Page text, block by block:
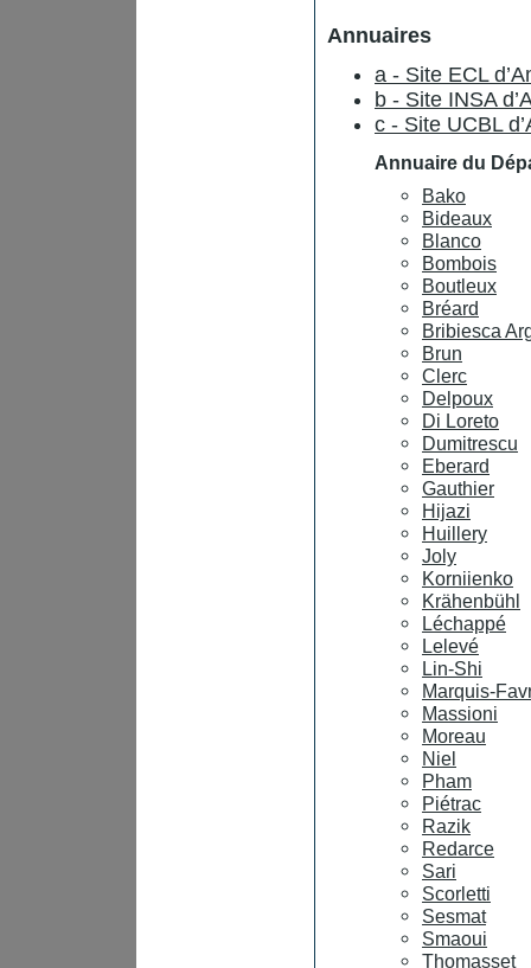
Annuaires
a - Site ECL
b - Site INSA
c - Site UCBL
Annuaire du
Bako
Bideaux
Blanco
Bombois
Boutleux
Bréard
Bribiesca
Brun
Clerc
Delpoux
Di Loreto
Dumitrescu
Eberard
Gauthier
Hijazi
Huillery
Joly
Korniienko
Krähenbühl
Léchappé
Lelevé
Lin-Shi
Marquis-
Massioni
Moreau
Niel
Pham
Piétrac
Razik
Redarce
Sari
Scorletti
Sesmat
Smaoui
Thomasset